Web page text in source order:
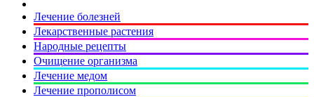
Лечение болезней
Лекарственные растения
Народные рецепты
Очищение организма
Лечение медом
Лечение прополисом